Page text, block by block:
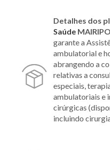
Detalhes dos
Saúde
garante a
ambulatorial e
abrangendo a
relativas a
especiais,
ambulatoriais e
cirúrgicas
incluindo